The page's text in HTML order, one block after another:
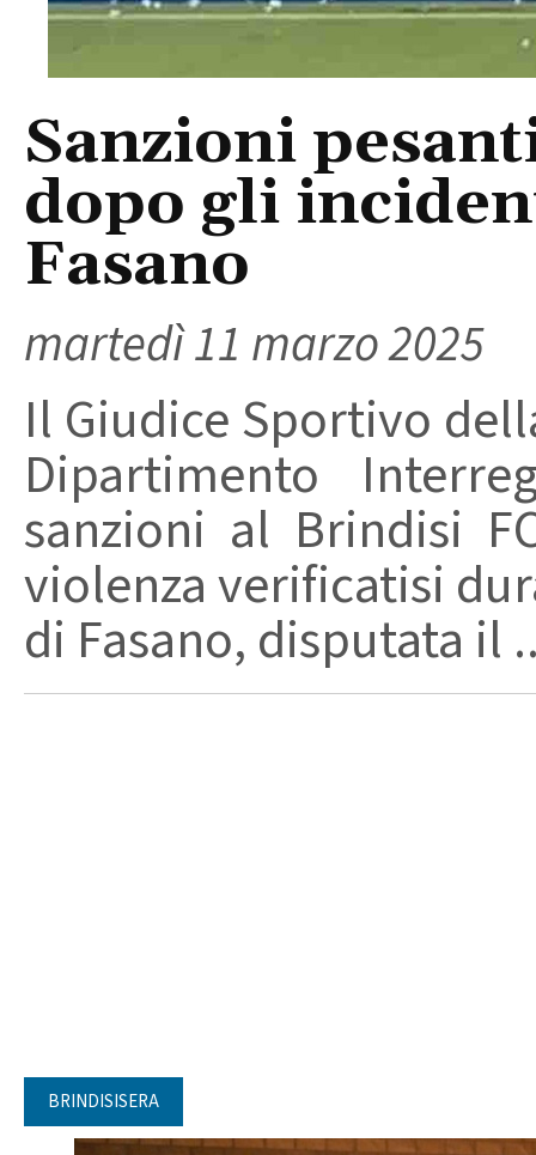
Sanzioni
dopo gli
Fasano
martedì 11 marzo 2025
Il Giudice Sportivo
Dipartimento
sanzioni al Brindisi
violenza verificatisi
di Fasano, disputata il
BRINDISISERA